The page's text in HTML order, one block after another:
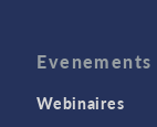
Evenements
Webinaires